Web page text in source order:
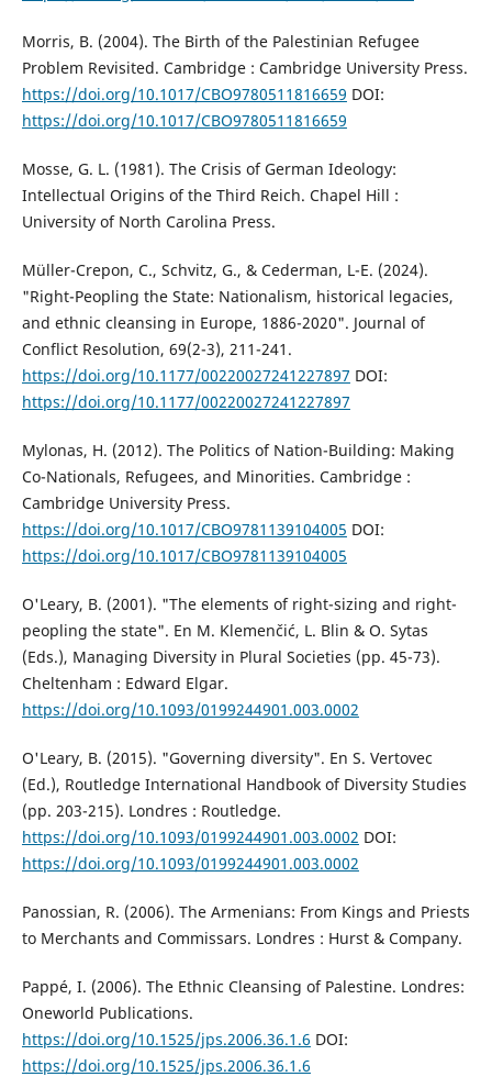
Morris, B. (2004). The Birth of the Palestinian Refugee
Problem Revisited. Cambridge : Cambridge University Press.
https://doi.org/10.1017/CBO9780511816659 DOI:
https://doi.org/10.1017/CBO9780511816659
Mosse, G. L. (1981). The Crisis of German Ideology:
Intellectual Origins of the Third Reich. Chapel Hill :
University of North Carolina Press.
Müller-Crepon, C., Schvitz, G., & Cederman, L-E. (2024).
"Right-Peopling the State: Nationalism, historical legacies,
and ethnic cleansing in Europe, 1886-2020". Journal of
Conflict Resolution, 69(2-3), 211-241.
https://doi.org/10.1177/00220027241227897 DOI:
https://doi.org/10.1177/00220027241227897
Mylonas, H. (2012). The Politics of Nation-Building: Making
Co-Nationals, Refugees, and Minorities. Cambridge :
Cambridge University Press.
https://doi.org/10.1017/CBO9781139104005 DOI:
https://doi.org/10.1017/CBO9781139104005
O'Leary, B. (2001). "The elements of right-sizing and right-
peopling the state". En M. Klemenčić, L. Blin & O. Sytas
(Eds.), Managing Diversity in Plural Societies (pp. 45-73).
Cheltenham : Edward Elgar.
https://doi.org/10.1093/0199244901.003.0002
O'Leary, B. (2015). "Governing diversity". En S. Vertovec
(Ed.), Routledge International Handbook of Diversity Studies
(pp. 203-215). Londres : Routledge.
https://doi.org/10.1093/0199244901.003.0002 DOI:
https://doi.org/10.1093/0199244901.003.0002
Panossian, R. (2006). The Armenians: From Kings and Priests
to Merchants and Commissars. Londres : Hurst & Company.
Pappé, I. (2006). The Ethnic Cleansing of Palestine. Londres:
Oneworld Publications.
https://doi.org/10.1525/jps.2006.36.1.6 DOI:
https://doi.org/10.1525/jps.2006.36.1.6